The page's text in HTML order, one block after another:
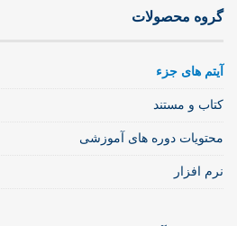
گروه محصولات
آیتم های جزء
کتاب و مستند
محتویات دوره های آموزشی
نرم افزار